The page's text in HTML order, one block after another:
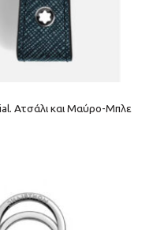
Ατσάλι και Μαύρο-Μπλε